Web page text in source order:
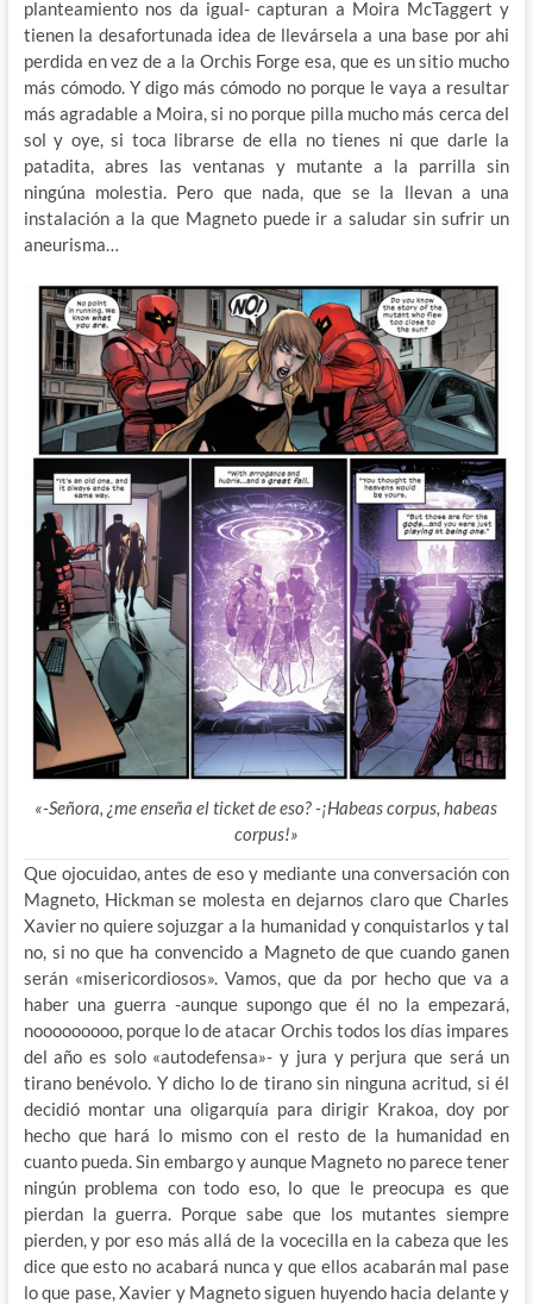
planteamiento nos da igual- capturan a Moira McTaggert y
tienen la desafortunada idea de llevársela a una base por ahi
perdida en vez de a la Orchis Forge esa, que es un sitio mucho
más cómodo. Y digo más cómodo no porque le vaya a resultar
más agradable a Moira, si no porque pilla mucho más cerca del
sol y oye, si toca librarse de ella no tienes ni que darle la
patadita, abres las ventanas y mutante a la parrilla sin
ningúna molestia. Pero que nada, que se la llevan a una
instalación a la que Magneto puede ir a saludar sin sufrir un
aneurisma…
«-Señora, ¿me enseña el ticket de eso? -¡Habeas corpus, habeas
corpus!»
Que ojocuidao, antes de eso y mediante una conversación con
Magneto, Hickman se molesta en dejarnos claro que Charles
Xavier no quiere sojuzgar a la humanidad y conquistarlos y tal
no, si no que ha convencido a Magneto de que cuando ganen
serán «misericordiosos». Vamos, que da por hecho que va a
haber una guerra -aunque supongo que él no la empezará,
nooooooooo, porque lo de atacar Orchis todos los días impares
del año es solo «autodefensa»- y jura y perjura que será un
tirano benévolo. Y dicho lo de tirano sin ninguna acritud, si él
decidió montar una oligarquía para dirigir Krakoa, doy por
hecho que hará lo mismo con el resto de la humanidad en
cuanto pueda. Sin embargo y aunque Magneto no parece tener
ningún problema con todo eso, lo que le preocupa es que
pierdan la guerra. Porque sabe que los mutantes siempre
pierden, y por eso más allá de la vocecilla en la cabeza que les
dice que esto no acabará nunca y que ellos acabarán mal pase
lo que pase, Xavier y Magneto siguen huyendo hacia delante y